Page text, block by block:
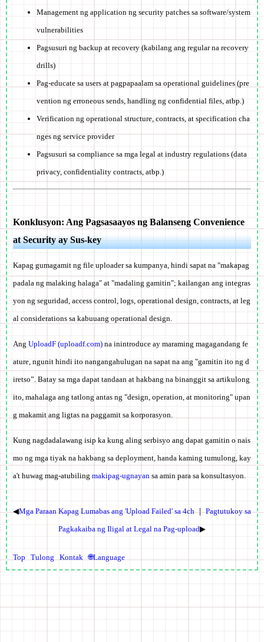
Management ng application ng security patches sa software/system
vulnerabilities
Pagsusuri ng backup at recovery (kabilang ang regular na recovery
drills)
Pag-educate sa users at pagpapaalam sa operational guidelines (pre
vention ng erroneous sends, handling ng confidential files, atbp.)
Verification ng operational structure, contracts, at specification cha
nges ng service provider
Pagsusuri sa compliance sa mga legal at industry regulations (data
privacy, confidentiality contracts, atbp.)
Konklusyon: Ang Pagsasaayos ng Balanseng Convenience
at Security ay Sus-key
Kapag gumagamit ng file uploader sa kumpanya, hindi sapat na "makapag
padala ng malaking halaga" at "madaling gamitin"; kailangan ang integras
yon ng seguridad, access control, logs, operational design, contracts, at leg
al considerations sa kabuuang operational design.
Ang UploadF (uploadf.com) na inintroduce ay maraming magagandang fe
ature, ngunit hindi ito nangangahulugan na sapat na ang "gamitin ito ng d
iretso”. Batay sa mga dapat tandaan at hakbang na binanggit sa artikulong
ito, mahalaga ang tatlong antas ng "design, operation, at monitoring" upan
g makamit ang ligtas na paggamit sa korporasyon.
Kung nagdadalawang isip ka kung aling serbisyo ang dapat gamitin o nais
mo ng mga tiyak na hakbang sa deployment, handa kaming tumulong, kay
a't huwag mag-atubiling makipag-ugnayan sa amin para sa konsultasyon.
◀Mga Paraan Kapag Lumabas ang 'Upload Failed' sa 4ch ｜ Pagtutukoy sa
Pagkakaiba ng Iligal at Legal na Pag-upload▶
Top Tulong Kontak 🌐Language